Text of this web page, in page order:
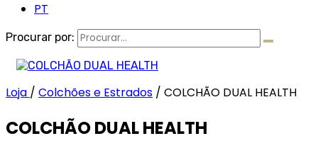
PT
Procurar por:
Loja / Colchões e Estrados / COLCHÃO DUAL HEALTH
COLCHÃO DUAL HEALTH